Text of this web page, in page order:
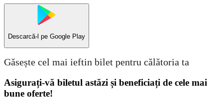
Descarcă-l pe Google Play
Găsește cel mai ieftin bilet pentru călătoria ta
Asigurați-vă biletul astăzi și beneficiați de cele mai
bune oferte!